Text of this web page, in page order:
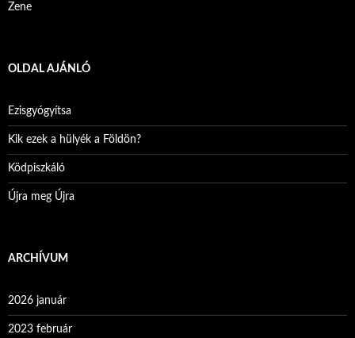
Zene
OLDAL AJÁNLÓ
Ezisgyógyítsa
Kik ezek a hülyék a Földön?
Ködpiszkáló
Újra meg Újra
ARCHÍVUM
2026 január
2023 február